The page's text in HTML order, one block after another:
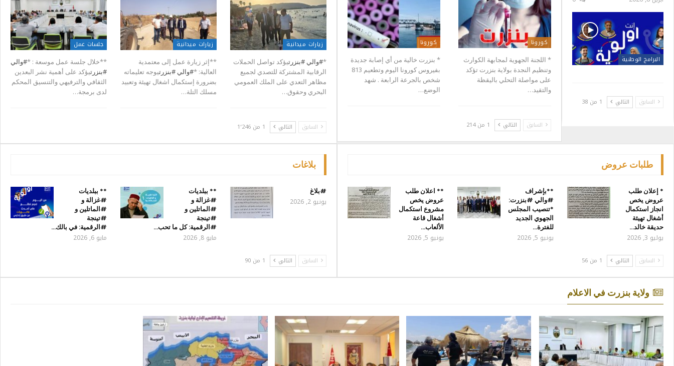
زيارات ميدانية
*#والي #بنزرتيؤكد تواصل الحملات
الرقابية المشتركة للتصدي لجميع
مظاهر التعدي على الملك العمومي
البحري وحقوق…
زيارات ميدانية
**إثر زيارة عمل إلى معتمدية
العالية: *#والي #بنزرتيوجه تعليماته
بضرورة إستكمال اشغال تهيئة وتعبيد
مسلك التلة…
جلسات عمل
**خلال جلسة عمل موسعة : *#والي
#بنزرتيؤكد على أهمية نشر البعدين
الثقافي والترفيهي والتنسيق المحكم
لدى برمجة…
السابق التالي 1 من 1٬246
كورونا
* اللجنة الجهوية لمجابهة الكوارث
وتنظيم النجدة بولاية بنزرت تؤكد
على مواصلة التحلي باليقظة
والتقيد…
كورونا
* بنزرت خالية من أي إصابة جديدة
بفيروس كورونا اليوم وتطعيم 813
شخص بالجرعة الرابعة . شهد
الوضع…
السابق التالي 1 من 214
البرامج الوطنية
السابق التالي 1 من 38
بلاغات
#بلاغ
يونيو 2, 2026
** ببلديات
#غزالة و
#الماتلين و
#تينجة
#الرقمية: كل ما تحب…
مايو 8, 2026
** ببلديات
#غزالة و
#الماتلين و
#تينجة
#الرقمية: في بالك…
مايو 6, 2026
السابق التالي 1 من 90
طلبات عروض
* إعلان طلب
عروض يخص
انجاز استكمال
أشغال تهيئة
حديقة خالد…
يوليو 3, 2026
**بإشراف
#والي #بنزرت:
*تنصيب المجلس
الجهوي الجديد
للفترة…
يونيو 5, 2026
** اعلان طلب
عروض يخص
مشروع استكمال
أشغال قاعة
الألعاب…
يونيو 5, 2026
السابق التالي 1 من 56
ولاية بنزرت في الاعلام